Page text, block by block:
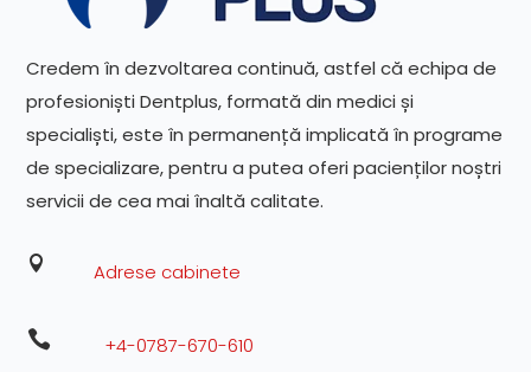
Credem în dezvoltarea continuă, astfel că echipa de
profesioniști Dentplus, formată din medici și
specialiști, este în permanență implicată în programe
de specializare, pentru a putea oferi pacienților noștri
servicii de cea mai înaltă calitate.
 Adrese cabinete
 +4-0787-670-610